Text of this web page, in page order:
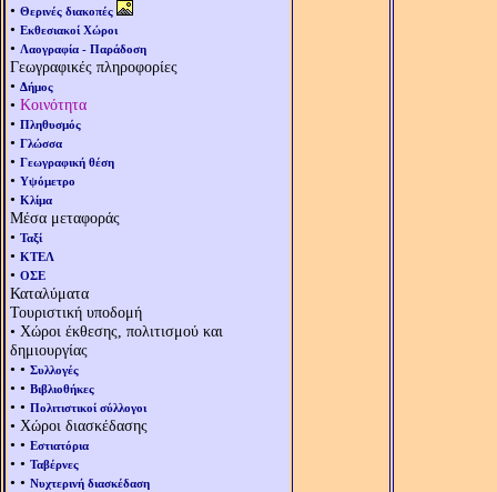
• Θερινές διακοπές
• Εκθεσιακοί Χώροι
• Λαογραφία - Παράδοση
Γεωγραφικές πληροφορίες
• Δήμος
• Κοινότητα
• Πληθυσμός
• Γλώσσα
• Γεωγραφική θέση
• Υψόμετρο
• Κλίμα
Μέσα μεταφοράς
• Ταξί
• ΚΤΕΛ
• ΟΣΕ
Καταλύματα
Τουριστική υποδομή
• Χώροι έκθεσης, πολιτισμού και
δημιουργίας
• • Συλλογές
• • Βιβλιοθήκες
• • Πολιτιστικοί σύλλογοι
• Χώροι διασκέδασης
• • Εστιατόρια
• • Ταβέρνες
• • Νυχτερινή διασκέδαση